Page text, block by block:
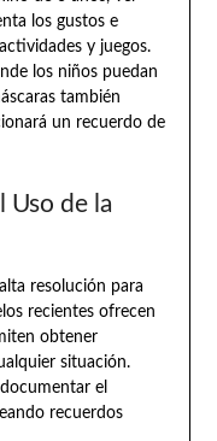
los gustos e
y juegos.
los niños puedan
también
un recuerdo de
Uso de la
resolución para
recientes ofrecen
obtener
situación.
el
recuerdos